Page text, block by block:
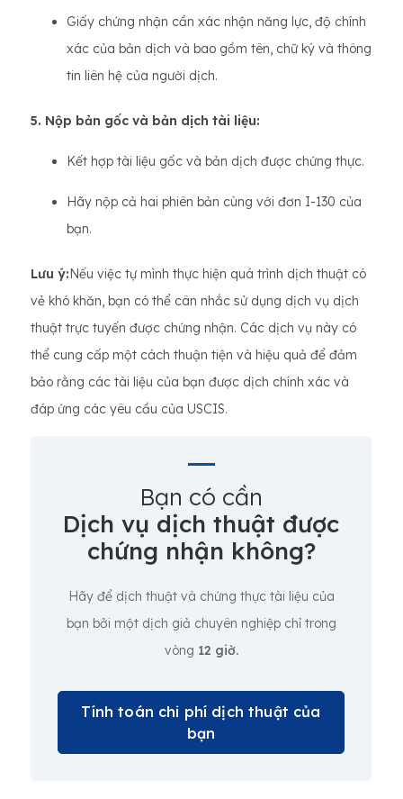
Giấy chứng nhận cần xác nhận năng lực, độ chính
xác của bản dịch và bao gồm tên, chữ ký và thông
tin liên hệ của người dịch.
5. Nộp bản gốc và bản dịch tài liệu:
Kết hợp tài liệu gốc và bản dịch được chứng thực.
Hãy nộp cả hai phiên bản cùng với đơn I-130 của
bạn.
Lưu ý:Nếu việc tự mình thực hiện quá trình dịch thuật có
vẻ khó khăn, bạn có thể cân nhắc sử dụng dịch vụ dịch
thuật trực tuyến được chứng nhận. Các dịch vụ này có
thể cung cấp một cách thuận tiện và hiệu quả để đảm
bảo rằng các tài liệu của bạn được dịch chính xác và
đáp ứng các yêu cầu của USCIS.
Bạn có cần
Dịch vụ dịch thuật được
chứng nhận không?
Hãy để dịch thuật và chứng thực tài liệu của
bạn bởi một dịch giả chuyên nghiệp chỉ trong
vòng 12 giờ.
Tính toán chi phí dịch thuật của
bạn